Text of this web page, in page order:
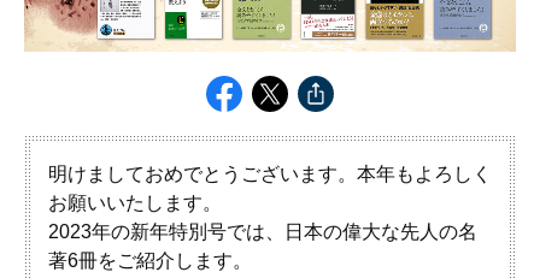
明けましておめでとうございます。本年もよろしく
お願いいたします。
2023年の新年特別号では、日本の偉大な先人の名
著6冊をご紹介します。